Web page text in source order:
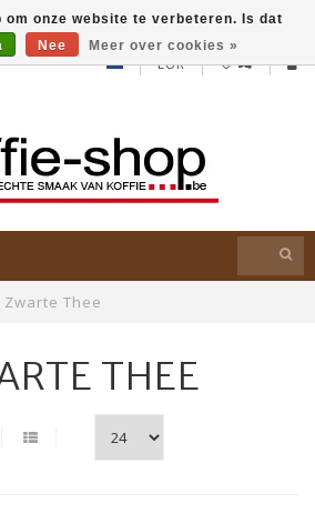
EUR
Zwarte Thee
THEE
om onze website te verbeteren. Is dat
Nee Meer over cookies »